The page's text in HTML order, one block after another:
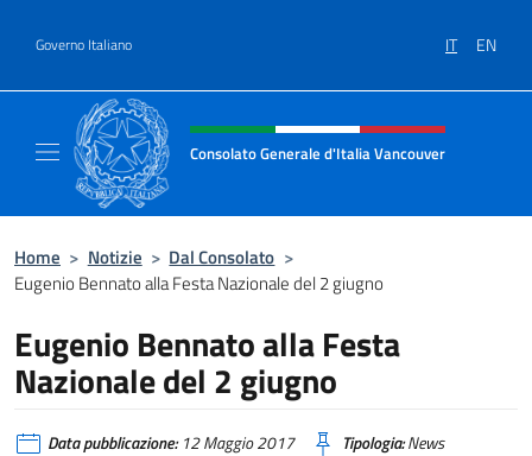
Governo Italiano IT EN
Intestazione sito, social e menù
Consolato Generale d'Italia Vancouver
Home > Notizie > Dal Consolato >
Eugenio Bennato alla Festa Nazionale del 2 giugno
Eugenio Bennato alla Festa
Nazionale del 2 giugno
Data pubblicazione:12 Maggio 2017 Tipologia:News